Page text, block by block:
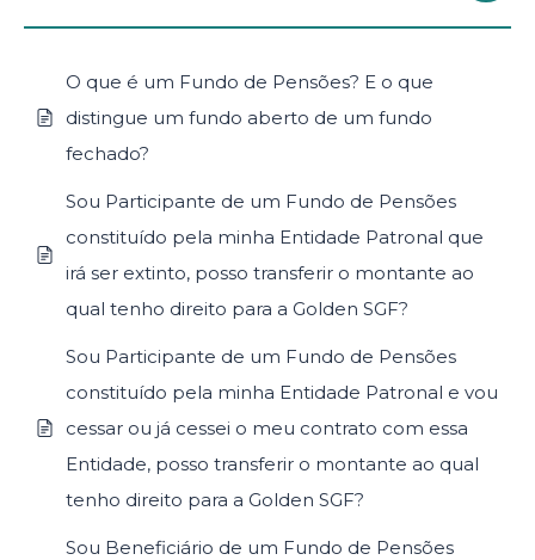
O que é um Fundo de Pensões? E o que
distingue um fundo aberto de um fundo
fechado?
Sou Participante de um Fundo de Pensões
constituído pela minha Entidade Patronal que
irá ser extinto, posso transferir o montante ao
qual tenho direito para a Golden SGF?
Sou Participante de um Fundo de Pensões
constituído pela minha Entidade Patronal e vou
cessar ou já cessei o meu contrato com essa
Entidade, posso transferir o montante ao qual
tenho direito para a Golden SGF?
Sou Beneficiário de um Fundo de Pensões